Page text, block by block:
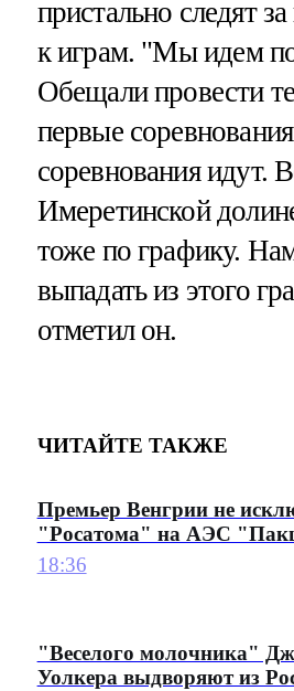
пристально следят
к играм. "Мы идем
Обещали провести
первые
соревнования идут.
Имеретинской
тоже по графику.
выпадать из этого
отметил он.
ЧИТАЙТЕ ТАКЖЕ
Премьер Венгрии не
"Росатома" на АЭС
18:36
"Веселого молочника"
Уолкера выдворяют из